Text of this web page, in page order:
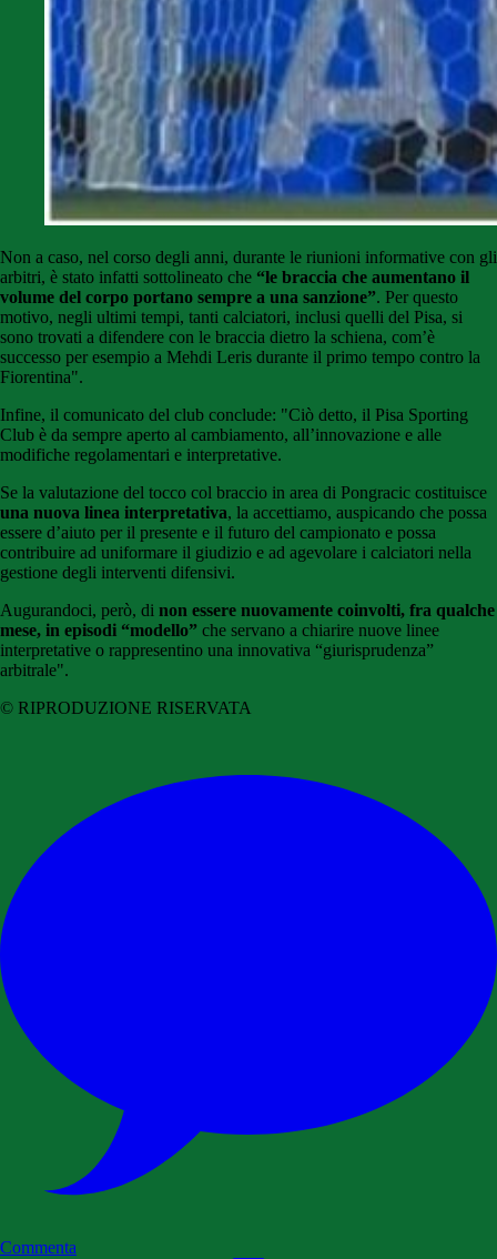
Non a caso, nel corso degli anni, durante le riunioni informative con gli
arbitri, è stato infatti sottolineato che “le braccia che aumentano il
volume del corpo portano sempre a una sanzione”. Per questo
motivo, negli ultimi tempi, tanti calciatori, inclusi quelli del Pisa, si
sono trovati a difendere con le braccia dietro la schiena, com’è
successo per esempio a Mehdi Leris durante il primo tempo contro la
Fiorentina".
Infine, il comunicato del club conclude: "Ciò detto, il Pisa Sporting
Club è da sempre aperto al cambiamento, all’innovazione e alle
modifiche regolamentari e interpretative.
Se la valutazione del tocco col braccio in area di Pongracic costituisce
una nuova linea interpretativa, la accettiamo, auspicando che possa
essere d’aiuto per il presente e il futuro del campionato e possa
contribuire ad uniformare il giudizio e ad agevolare i calciatori nella
gestione degli interventi difensivi.
Augurandoci, però, di non essere nuovamente coinvolti, fra qualche
mese, in episodi “modello” che servano a chiarire nuove linee
interpretative o rappresentino una innovativa “giurisprudenza”
arbitrale".
© RIPRODUZIONE RISERVATA
Commenta